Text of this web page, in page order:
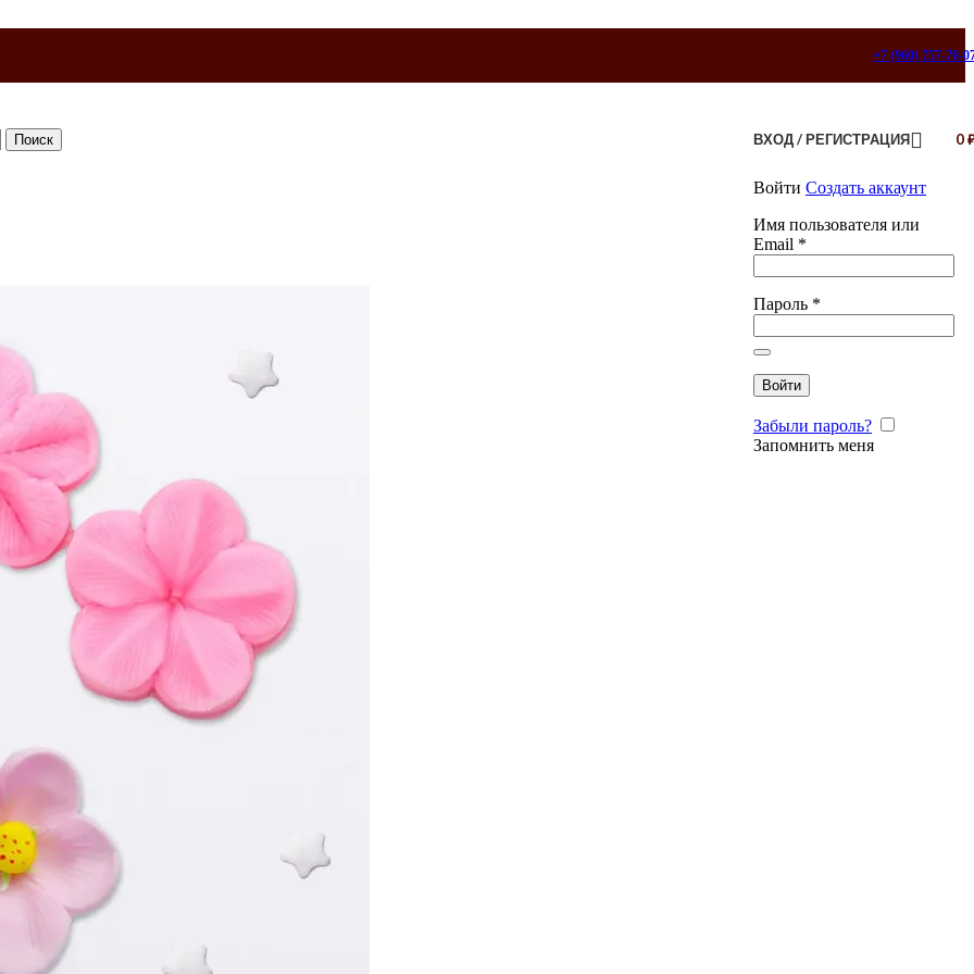
+7 (960) 757-70-
Поиск ВХОД / РЕГИСТРАЦИЯ
Войти Создать аккаунт
Имя пользователя или
Email *
Пароль *
Войти
Забыли пароль?
Запомнить меня
0